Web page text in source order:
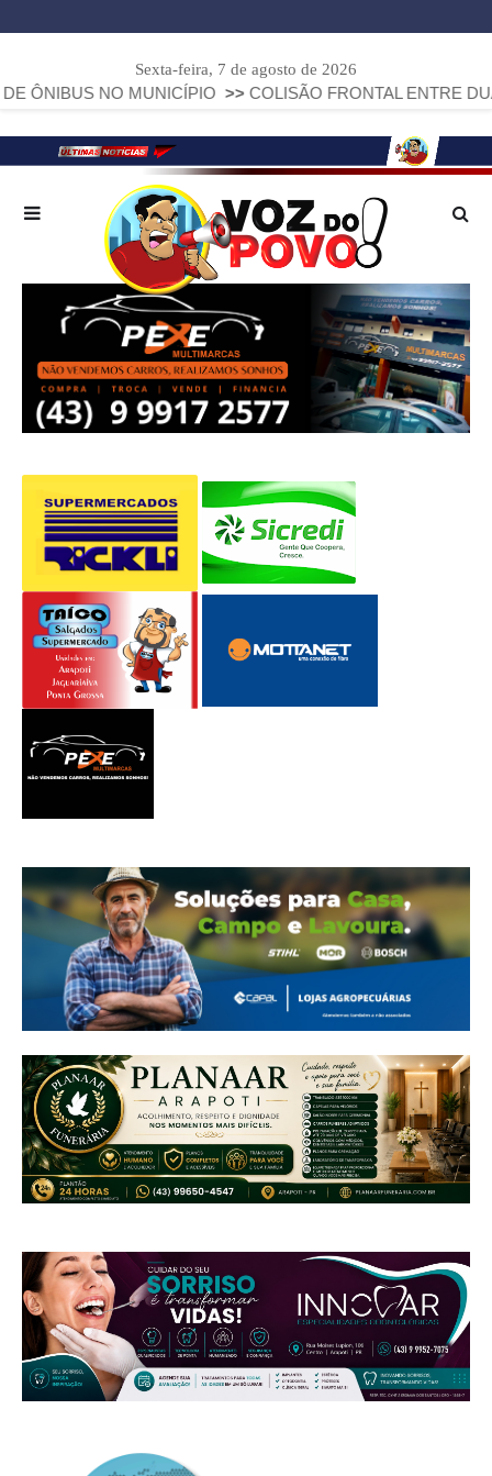
Sexta-feira, 7 de agosto de 2026
NO MUNICÍPIO >> COLISÃO FRONTAL ENTRE DUAS FIAT